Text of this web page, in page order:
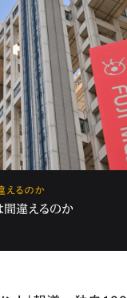
えるのか
間違えるのか